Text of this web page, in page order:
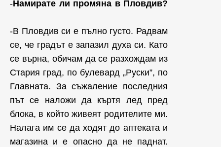
-Намирате ли промяна в Пловдив?
-В Пловдив си е пълно густо. Радвам
се, че градът е запазил духа си. Като
се върна, обичам да се разхождам из
Стария град, по булевард „Руски”, по
Главната. За съжаление последния
път се наложи да къртя лед пред
блока, в който живеят родителите ми.
Налага им се да ходят до аптеката и
магазина и е опасно да не паднат.